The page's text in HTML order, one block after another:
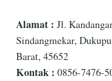
Alamat : Jl.
Sindangmekar,
Barat, 45652
Kontak : 0856-7476-